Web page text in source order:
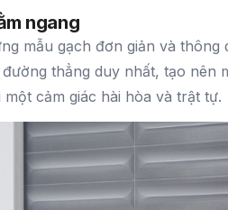
ngang
mẫu gạch đơn giản và thông
thẳng duy nhất, tạo nên
cảm giác hài hòa và trật tự.